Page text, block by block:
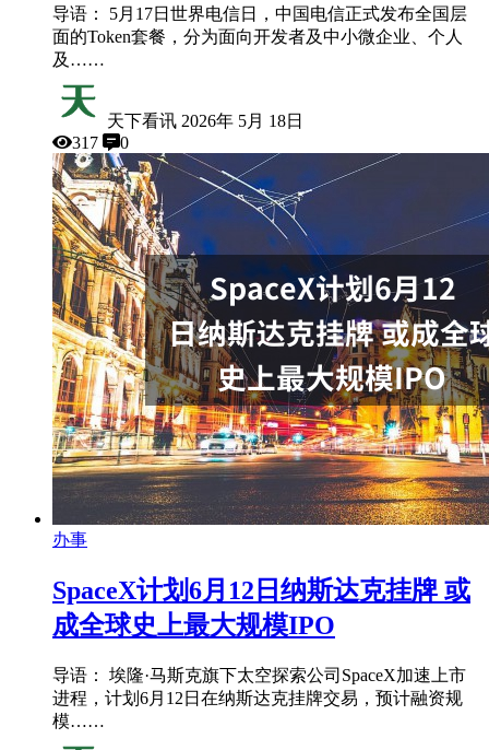
导语： 5月17日世界电信日，中国电信正式发布全国层
面的Token套餐，分为面向开发者及中小微企业、个人
及……
天下看讯 2026年 5月 18日
317
0
办事
SpaceX计划6月12日纳斯达克挂牌 或
成全球史上最大规模IPO
导语： 埃隆·马斯克旗下太空探索公司SpaceX加速上市
进程，计划6月12日在纳斯达克挂牌交易，预计融资规
模……